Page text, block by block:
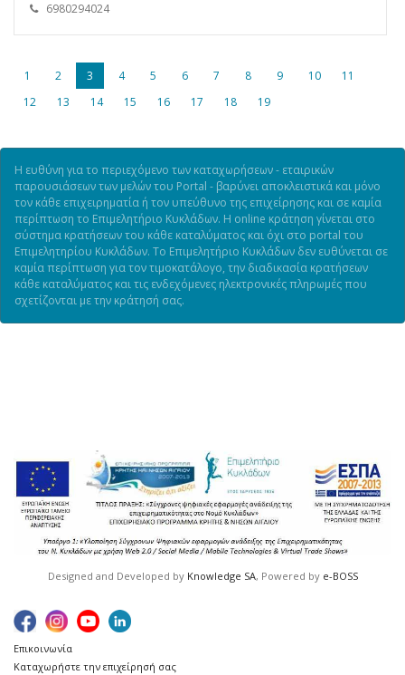
6980294024
1 2 3 4 5 6 7 8 9 10
11
12
13 14 15 16 17 18 19
Η ευθύνη για το περιεχόμενο των καταχωρήσεων - εταιρικών
παρουσιάσεων των μελών του Portal - βαρύνει αποκλειστικά και μόνο
τον κάθε επιχειρηματία ή τον υπεύθυνο της επιχείρησης και σε καμία
περίπτωση το Επιμελητήριο Κυκλάδων. Η online κράτηση γίνεται στο
σύστημα κρατήσεων του κάθε καταλύματος και όχι στο portal του
Επιμελητηρίου Κυκλάδων. Το Επιμελητήριο Κυκλάδων δεν ευθύνεται σε
καμία περίπτωση για τον τιμοκατάλογο, την διαδικασία κρατήσεων
κάθε καταλύματος και τις ενδεχόμενες ηλεκτρονικές πληρωμές που
σχετίζονται με την κράτησή σας.
Designed and Developed by Knowledge SA, Powered by e-BOSS
Επικοινωνία
Καταχωρήστε την επιχείρησή σας